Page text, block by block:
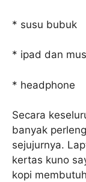
* susu bubuk
* ipad dan
* headphone
Secara
banyak
sejujurnya.
kertas kuno
kopi